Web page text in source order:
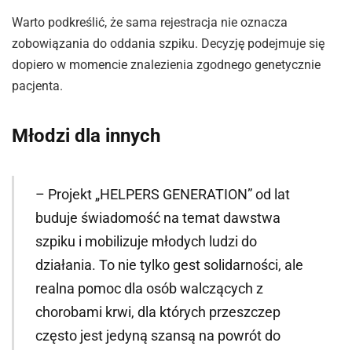
Warto podkreślić, że sama rejestracja nie oznacza
zobowiązania do oddania szpiku. Decyzję podejmuje się
dopiero w momencie znalezienia zgodnego genetycznie
pacjenta.
Młodzi dla innych
– Projekt „HELPERS GENERATION” od lat
buduje świadomość na temat dawstwa
szpiku i mobilizuje młodych ludzi do
działania. To nie tylko gest solidarności, ale
realna pomoc dla osób walczących z
chorobami krwi, dla których przeszczep
często jest jedyną szansą na powrót do